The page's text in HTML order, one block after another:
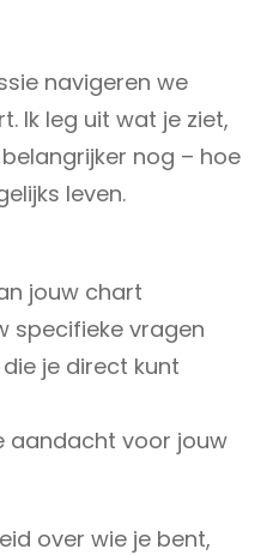
navigeren we
Ik leg uit wat je ziet,
nog – hoe
leven.
jouw chart
specifieke vragen
je direct kunt
aandacht voor jouw
over wie je bent,